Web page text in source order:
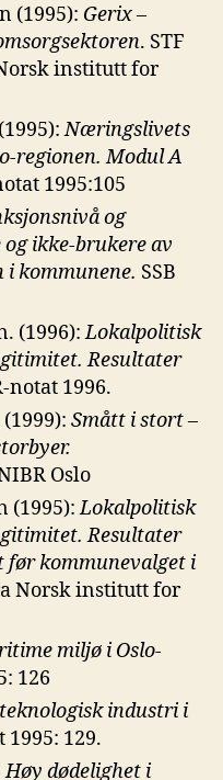
(1995): Gerix –
. STF
institutt for
Næringslivets
regionen. Modul A
1995:105
og
ikke-brukere av
i kommunene. SSB
(1996):Lokalpolitisk
Resultater
notat 1996.
Smått i stort –
Oslo
(1995):Lokalpolitisk
Resultater
kommunevalget i
Norsk institutt for
miljø i Oslo-
126
industri i
129.
Høy dødelighet i